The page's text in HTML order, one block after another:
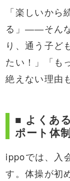
「楽しいか
る」――そん
り、通う子ど
たい！」「も
絶えない理由
■ よくあ
ポート体
ippoでは、入
す。体操が初